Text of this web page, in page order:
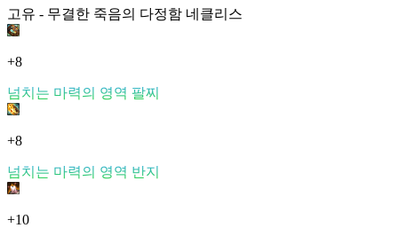
고유 - 무결한 죽음의 다정함 네클리스
+8
넘치는 마력의 영역 팔찌
+8
넘치는 마력의 영역 반지
+10